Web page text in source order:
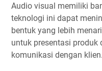
Audio visual memiliki
teknologi ini dapat
bentuk yang lebih
untuk presentasi produk
komunikasi dengan klien.